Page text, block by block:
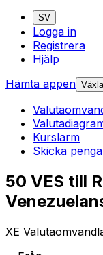
SV
Logga in
Registrera
Hjälp
Hämta appen
Kurslarm
Skicka
50 VES till
XE